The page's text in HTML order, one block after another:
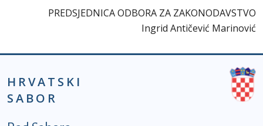
PREDSJEDNICA ODBORA ZA ZAKONODAVSTVO
Ingrid Antičević Marinović
HRVATSKI
SABOR